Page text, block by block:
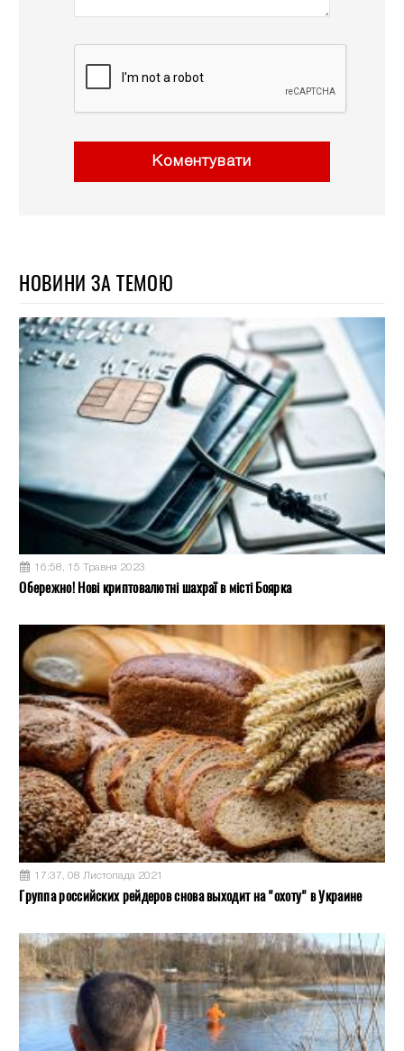
Коментувати
НОВИНИ ЗА ТЕМОЮ
16:58, 15 Травня 2023
Обережно! Нові криптовалютні шахраї в місті Боярка
17:37, 08 Листопада 2021
Группа российских рейдеров снова выходит на "охоту" в Украине